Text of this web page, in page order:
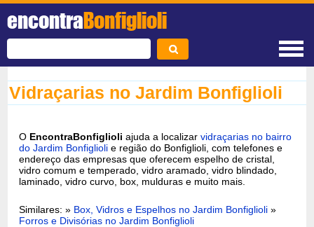
encontraBonfiglioli
Vidraçarias no Jardim Bonfiglioli
O EncontraBonfiglioli ajuda a localizarvidraçarias no bairro
do Jardim Bonfiglioli e região do Bonfiglioli, com telefones e
endereço das empresas que oferecem espelho de cristal,
vidro comum e temperado, vidro aramado, vidro blindado,
laminado, vidro curvo, box, mulduras e muito mais.
Similares: » Box, Vidros e Espelhos no Jardim Bonfiglioli »
Forros e Divisórias no Jardim Bonfiglioli